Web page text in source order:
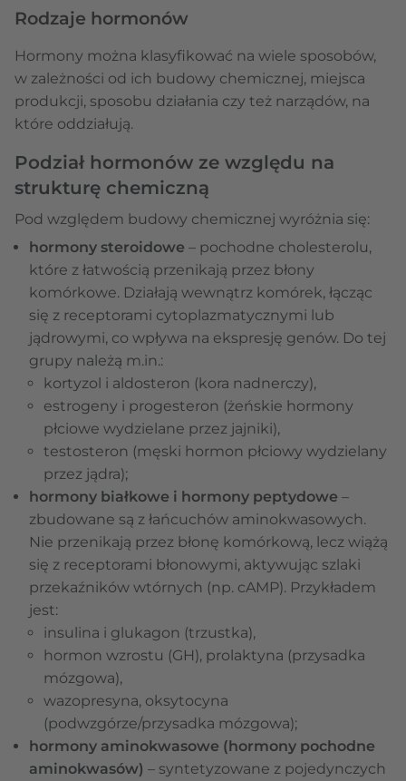
Rodzaje hormonów
Hormony można klasyfikować na wiele sposobów,
w zależności od ich budowy chemicznej, miejsca
produkcji, sposobu działania czy też narządów, na
które oddziałują.
Podział hormonów ze względu na
strukturę chemiczną
Pod względem budowy chemicznej wyróżnia się:
hormony steroidowe – pochodne cholesterolu,
które z łatwością przenikają przez błony
komórkowe. Działają wewnątrz komórek, łącząc
się z receptorami cytoplazmatycznymi lub
jądrowymi, co wpływa na ekspresję genów. Do tej
grupy należą m.in.:
kortyzol i aldosteron (kora nadnerczy),
estrogeny i progesteron (żeńskie hormony
płciowe wydzielane przez jajniki),
testosteron (męski hormon płciowy wydzielany
przez jądra);
hormony białkowe i hormony peptydowe –
zbudowane są z łańcuchów aminokwasowych.
Nie przenikają przez błonę komórkową, lecz wiążą
się z receptorami błonowymi, aktywując szlaki
przekaźników wtórnych (np. cAMP). Przykładem
jest:
insulina i glukagon (trzustka),
hormon wzrostu (GH), prolaktyna (przysadka
mózgowa),
wazopresyna, oksytocyna
(podwzgórze/przysadka mózgowa);
hormony aminokwasowe (hormony pochodne
aminokwasów) – syntetyzowane z pojedynczych